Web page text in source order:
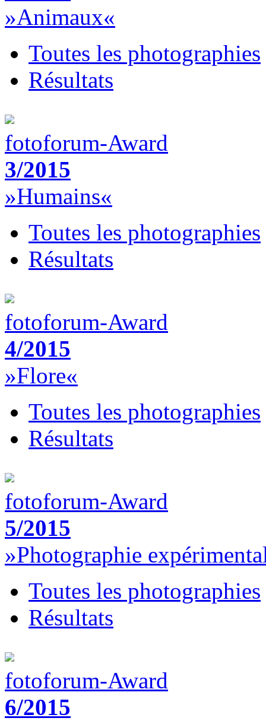
»Animaux«
Toutes les photographies
Résultats
fotoforum-Award
3/2015
»Humains«
Toutes les photographies
Résultats
fotoforum-Award
4/2015
»Flore«
Toutes les photographies
Résultats
fotoforum-Award
5/2015
»Photographie
Toutes les photographies
Résultats
fotoforum-Award
6/2015